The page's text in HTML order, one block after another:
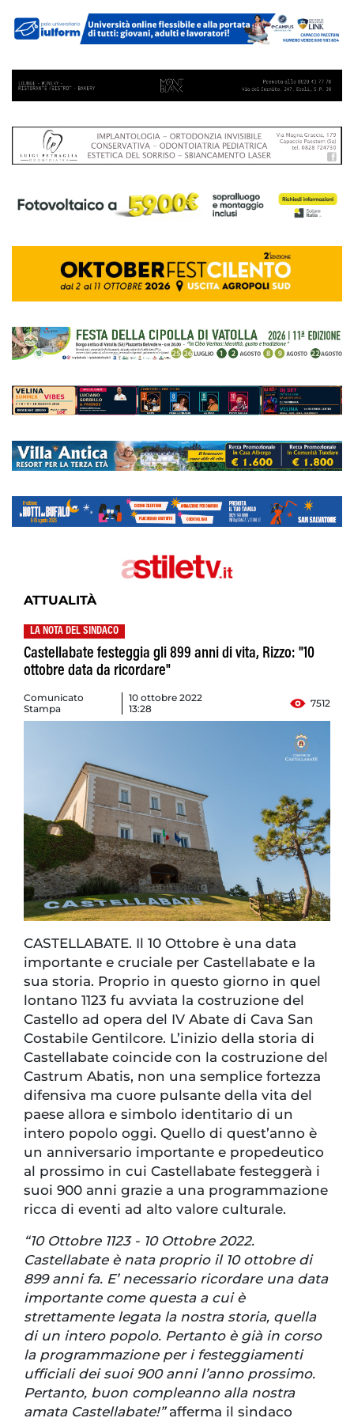
ATTUALITÀ
LA NOTA DEL SINDACO
Castellabate festeggia gli 899 anni di vita, Rizzo: "10
ottobre data da ricordare"
Comunicato
Stampa
10 ottobre 2022
13:28
7512
CASTELLABATE. Il 10 Ottobre è una data
importante e cruciale per Castellabate e la
sua storia. Proprio in questo giorno in quel
lontano 1123 fu avviata la costruzione del
Castello ad opera del IV Abate di Cava San
Costabile Gentilcore. L’inizio della storia di
Castellabate coincide con la costruzione del
Castrum Abatis, non una semplice fortezza
difensiva ma cuore pulsante della vita del
paese allora e simbolo identitario di un
intero popolo oggi. Quello di quest’anno è
un anniversario importante e propedeutico
al prossimo in cui Castellabate festeggerà i
suoi 900 anni grazie a una programmazione
ricca di eventi ad alto valore culturale.
“10 Ottobre 1123 - 10 Ottobre 2022.
Castellabate è nata proprio il 10 ottobre di
899 anni fa. E’ necessario ricordare una data
importante come questa a cui è
strettamente legata la nostra storia, quella
di un intero popolo. Pertanto è già in corso
la programmazione per i festeggiamenti
ufficiali dei suoi 900 anni l’anno prossimo.
Pertanto, buon compleanno alla nostra
amata Castellabate!”afferma il sindaco